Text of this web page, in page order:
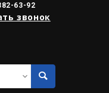
63-92
звонок